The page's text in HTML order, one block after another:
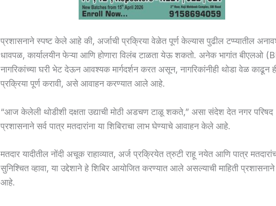
प्रशासनाने स्पष्ट केले आहे की, अर्जाची प्रक्रिया वेळेत पूर्ण केल्यास पुढील टप्प्यातील
धावपळ, कार्यालयीन फेऱ्या आणि होणारा विलंब टाळता येऊ शकतो. अनेक भागांत बीएलओ
नागरिकांच्या घरी भेट देऊन आवश्यक मार्गदर्शन करत असून, नागरिकांनीही थोडा वेळ काढून
प्रक्रिया पूर्ण करावी, असे आवाहन करण्यात आले आहे.
“आज केलेली थोडीशी दक्षता उद्याची मोठी अडचण टाळू शकते,” असा संदेश देत नगर परिषद
प्रशासनाने सर्व पात्र मतदारांना या शिबिराचा लाभ घेण्याचे आवाहन केले आहे.
मतदार यादीतील नोंदी अचूक राहाव्यात, अर्ज प्रक्रियेत त्रुटी राहू नयेत आणि पात्र
सुनिश्चित व्हावा, या उद्देशाने हे शिबिर आयोजित करण्यात आले असल्याची माहिती प्रशासनाने
आहे.